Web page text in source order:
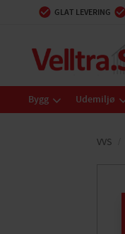
GLAT LEVERING
Bygg Udemiljø
VVS